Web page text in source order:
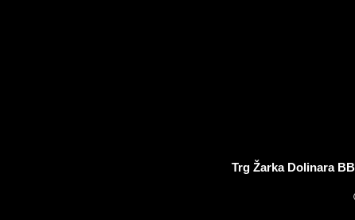
Trg Žarka Dolinara